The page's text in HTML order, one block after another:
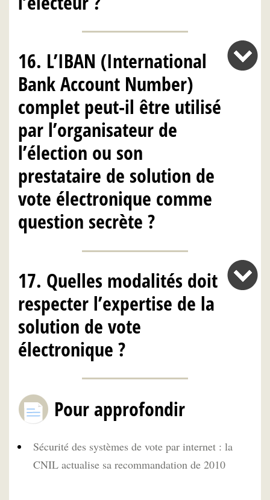
16. L’IBAN (International
Bank Account Number)
complet peut-il être utilisé
par l’organisateur de
l’élection ou son
prestataire de solution de
vote électronique comme
question secrète ?
17. Quelles modalités doit
respecter l’expertise de la
solution de vote
électronique ?
Pour approfondir
Sécurité des systèmes de vote par internet : la
CNIL actualise sa recommandation de 2010